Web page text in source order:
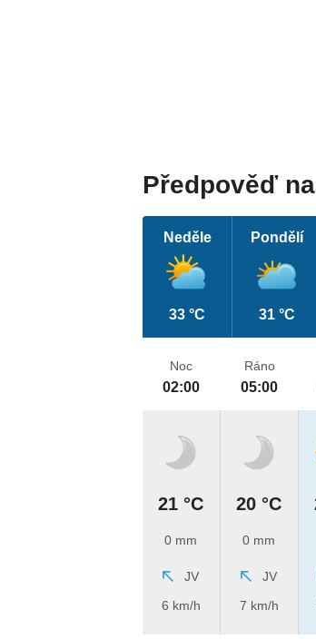
Předpověď
Neděle
33 °C
Pondělí
31 °C
Noc
02:00
21 °C
0 mm
JV
6 km/h
Ráno
05:00
20 °C
0 mm
JV
7 km/h